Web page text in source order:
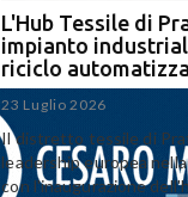
L'Hub Tessile di
impianto
riciclo
23 Luglio 2026
Il distretto tessile di
leadership europea
con l'inaugurazione